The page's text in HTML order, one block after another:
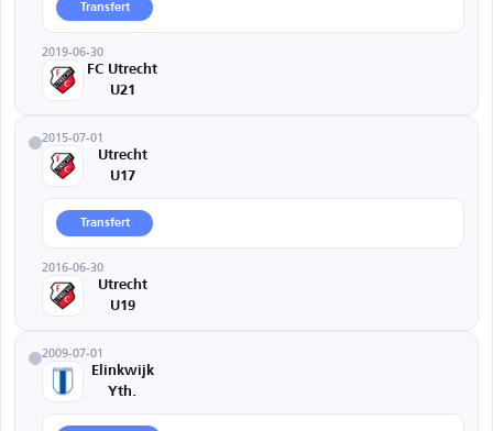
Transfert
2019-06-30
FC Utrecht
U21
2015-07-01
Utrecht
U17
Transfert
2016-06-30
Utrecht
U19
2009-07-01
Elinkwijk
Yth.